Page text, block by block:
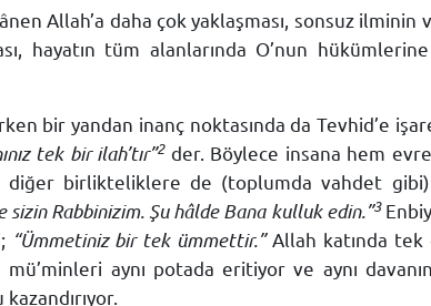
Allah’a daha çok yaklaşması, sonsuz ilminin
hayatın tüm alanlarında O’nun
bir yandan inanç noktasında da Tevhid’e
tek bir ilah’tır”2der. Böylece insana hem
birlikteliklere de (toplumda vahdet gibi)
Rabbinizim. Şu hâlde Bana kulluk edin.”3
“Ümmetiniz bir tek ümmettir.”Allah katında tek
aynı potada eritiyor ve aynı